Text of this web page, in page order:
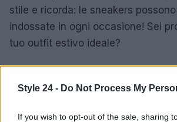
Style 24 - Do Not Process My
If you wish to opt-out of the sale, sharing
stile e ricorda: le sneakers
indossate in ogni occasione! Sei
tuo outfit estivo ideale?
AUTORE